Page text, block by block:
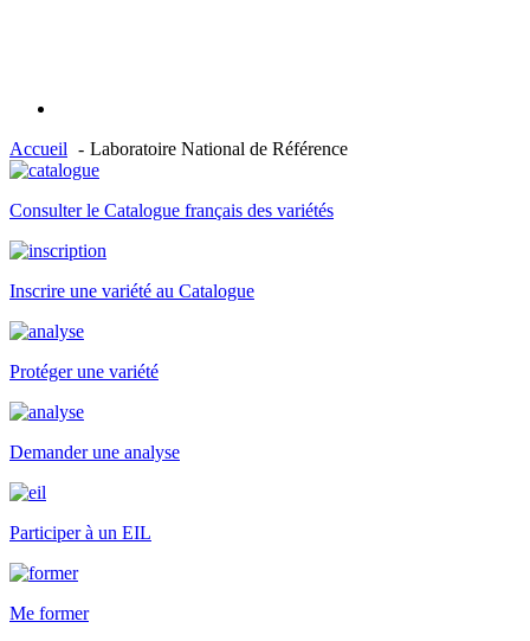
Accueil Laboratoire National de Référence
Consulter le Catalogue français des variétés
Inscrire une variété au Catalogue
Protéger une variété
Demander une analyse
Participer à un EIL
Me former